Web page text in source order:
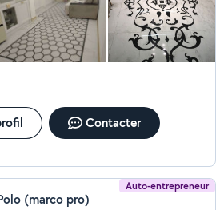
Contacter
Auto-entrepreneur
(marco pro)